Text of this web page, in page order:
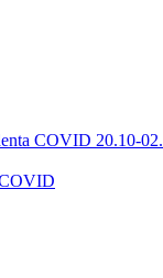
COVID 20.10-